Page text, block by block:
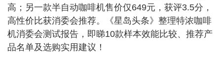
高；另一款半自动咖啡机售价仅649元，获评3.5分，
高性价比获消委会推荐。《星岛头条》整理特浓咖啡
机消委会测试报告，即睇10款样本效能比较、推荐产
品名单及选购实用建议！